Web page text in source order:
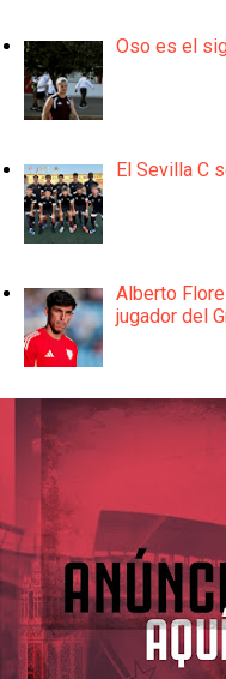
Oso es el
El Sevilla C
Alberto
jugador del